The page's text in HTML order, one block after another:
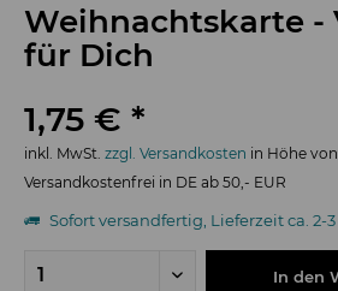
Weihnachtskarte -
für Dich
1,75 € *
inkl. MwSt. zzgl. Versandkosten in Höhe von
Versandkostenfrei in DE ab 50,- EUR
Sofort versandfertig, Lieferzeit ca. 2-
In den